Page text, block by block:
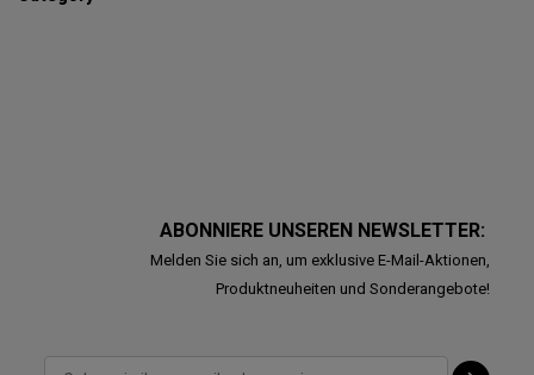
ABONNIERE UNSEREN NEWSLETTER:
Melden Sie sich an, um exklusive E-Mail-Aktionen,
Produktneuheiten und Sonderangebote!